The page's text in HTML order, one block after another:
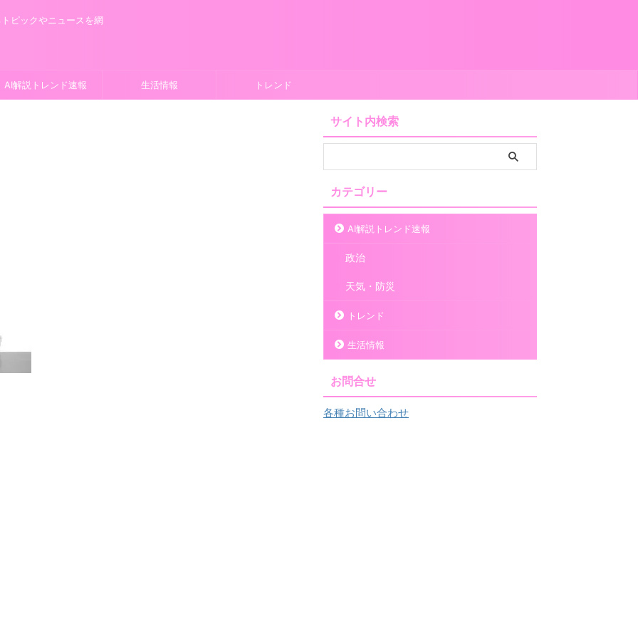
ピックやニュースを網
AI解説トレンド速報 生活情報 トレンド
サイト内検索
カテゴリー
AI解説トレンド速報
政治
天気・防災
トレンド
生活情報
お問合せ
各種お問い合わせ